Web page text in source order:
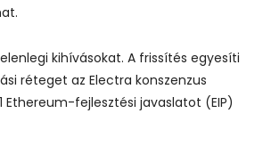
kihívásokat. A frissítés egyesíti
réteget az Electra konszenzus
Ethereum-fejlesztési javaslatot (EIP)